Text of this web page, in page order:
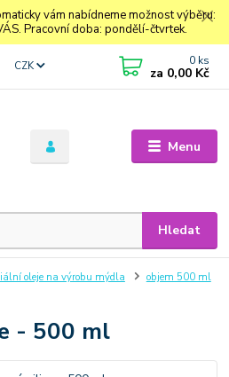
vám nabídneme možnost výběru:
Pracovní doba: pondělí-čtvrtek.
Menu
CZK
Hledat
0 ks
za 0,00 Kč
oleje na výrobu mýdla
objem 500 ml
- 500 ml